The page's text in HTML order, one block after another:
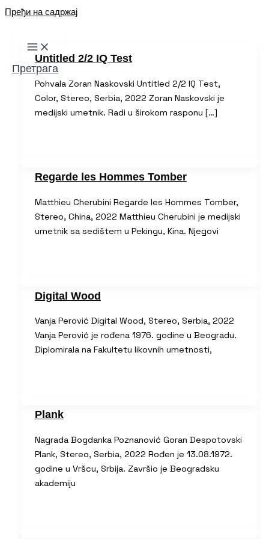
Пређи на садржај
Претрага
Untitled 2/2 IQ Test
Pohvala Zoran Naskovski Untitled 2/2 IQ Test,
Color, Stereo, Serbia, 2022 Zoran Naskovski je
medijski umetnik. Radi u širokom rasponu […]
Regarde les Hommes Tomber
Matthieu Cherubini Regarde les Hommes Tomber,
Stereo, China, 2022 Matthieu Cherubini je medijski
umetnik sa sedištem u Pekingu, Kina. Njegovi
Digital Wood
Vanja Perović Digital Wood, Stereo, Serbia, 2022
Vanja Perović je rođena 1976. godine u Beogradu.
Diplomirala na Fakultetu likovnih umetnosti,
Plank
Nagrada Bogdanka Poznanović Goran Despotovski
Plank, Stereo, Serbia, 2022 Rođen je 13.08.1972.
godine u Vršcu, Srbija. Završio je Beogradsku
akademiju